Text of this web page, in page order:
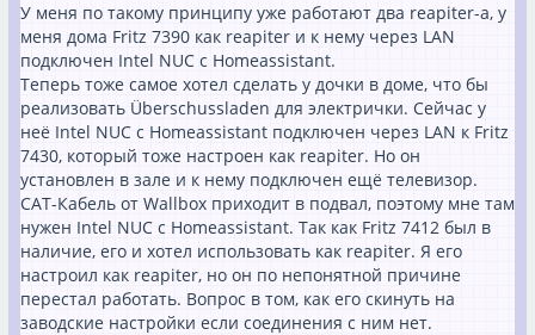
У меня по такому принципу уже работают два reapiter-а, у
меня дома Fritz 7390 как reapiter и к нему через LAN
подключен Intel NUC с Homeassistant.
Теперь тоже самое хотел сделать у дочки в доме, что бы
реализовать Überschussladen для электрички. Сейчас у
неё Intel NUC с Homeassistant подключен через LAN к Fritz
7430, который тоже настроен как reapiter. Но он
установлен в зале и к нему подключен ещё телевизор.
CAT-Кабель от Wallbox приходит в подвал, поэтому мне там
нужен Intel NUC с Homeassistant. Так как Fritz 7412 был в
наличие, его и хотел использовать как reapiter. Я его
настроил как reapiter, но он по непонятной причине
перестал работать. Вопрос в том, как его скинуть на
заводские настройки если соединения с ним нет.